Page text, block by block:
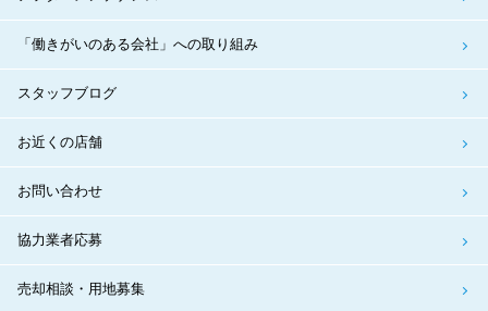
「働きがいのある会社」への取り組み
スタッフブログ
お近くの店舗
お問い合わせ
協力業者応募
売却相談・用地募集